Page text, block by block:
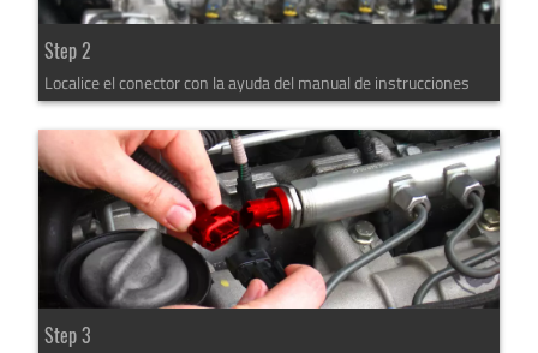
Step 2
Localice el conector con la ayuda del manual de instrucciones
Step 3